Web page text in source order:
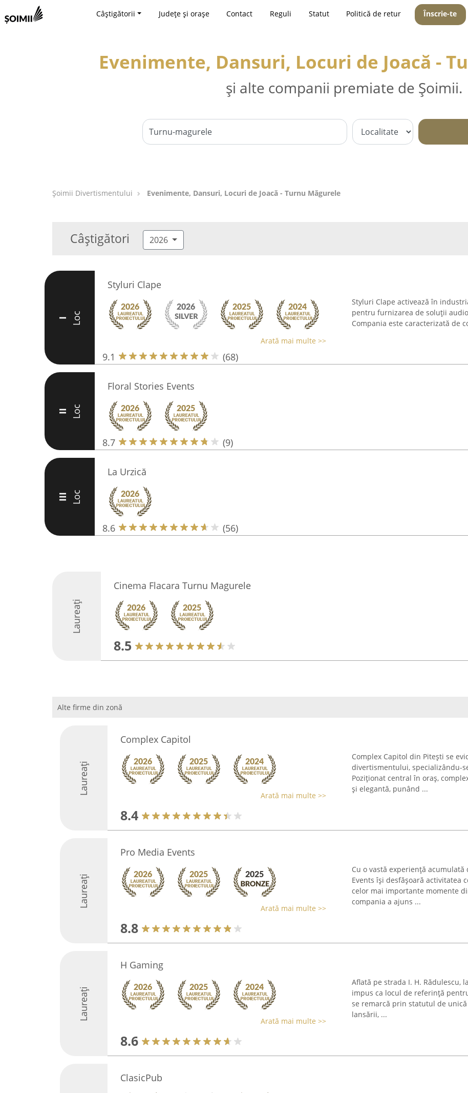
Câștigătorii Județe și orașe Contact Reguli Statut Politică de retur Înscrie-te
Evenimente, Dansuri, Locuri de Joacă -
și alte companii premiate de Șoimii.
Şoimii Divertismentului Evenimente, Dansuri, Locuri de Joacă - Turnu Măgurele
Câștigători 2026
I Loc
Styluri Clape
Arată mai multe >>
9.1 (68)
Styluri Clape activează în
pentru furnizarea de soluții
Compania este caracterizată de
II Loc
Floral Stories Events
8.7 (9)
III Loc
La Urzică
8.6 (56)
Laureați
Cinema Flacara Turnu Magurele
8.5
Alte firme din zonă
Laureați
Complex Capitol
Arată mai multe >>
8.4
Complex Capitol din Pitești se
divertismentului, specializându-
Poziționat central în oraș,
și elegantă, punând ...
Laureați
Pro Media Events
Arată mai multe >>
8.8
Cu o vastă experiență
Events își desfășoară activitatea
celor mai importante momente
compania a ajuns ...
Laureați
H Gaming
Arată mai multe >>
8.6
Aflată pe strada I. H. Rădulescu,
impus ca locul de referință
se remarcă prin statutul de
lansării, ...
ClasicPub